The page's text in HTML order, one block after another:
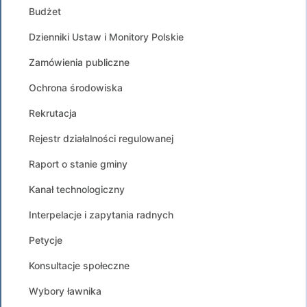
Budżet
Dzienniki Ustaw i Monitory Polskie
Zamówienia publiczne
Ochrona środowiska
Rekrutacja
Rejestr działalności regulowanej
Raport o stanie gminy
Kanał technologiczny
Interpelacje i zapytania radnych
Petycje
Konsultacje społeczne
Wybory ławnika